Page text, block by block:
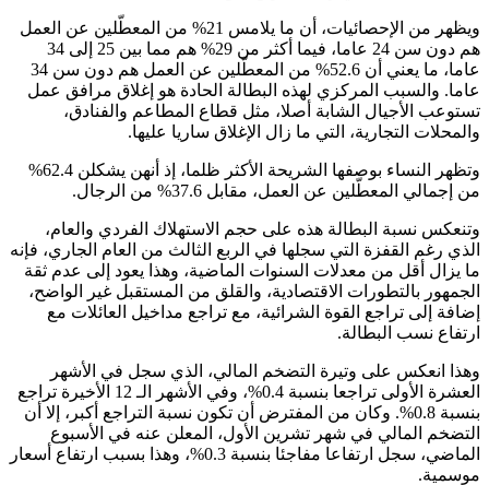
ويظهر من الإحصائيات، أن ما يلامس 21% من المعطّلين عن العمل
هم دون سن 24 عاما، فيما أكثر من 29% هم مما بين 25 إلى 34
عاما، ما يعني أن 52.6% من المعطّلين عن العمل هم دون سن 34
عاما. والسبب المركزي لهذه البطالة الحادة هو إغلاق مرافق عمل
تستوعب الأجيال الشابة أصلا، مثل قطاع المطاعم والفنادق،
والمحلات التجارية، التي ما زال الإغلاق ساريا عليها.
وتظهر النساء بوصفها الشريحة الأكثر ظلما، إذ أنهن يشكلن 62.4%
من إجمالي المعطّلين عن العمل، مقابل 37.6% من الرجال.
وتنعكس نسبة البطالة هذه على حجم الاستهلاك الفردي والعام،
الذي رغم القفزة التي سجلها في الربع الثالث من العام الجاري، فإنه
ما يزال أقل من معدلات السنوات الماضية، وهذا يعود إلى عدم ثقة
الجمهور بالتطورات الاقتصادية، والقلق من المستقبل غير الواضح،
إضافة إلى تراجع القوة الشرائية، مع تراجع مداخيل العائلات مع
ارتفاع نسب البطالة.
وهذا انعكس على وتيرة التضخم المالي، الذي سجل في الأشهر
العشرة الأولى تراجعا بنسبة 0.4%، وفي الأشهر الـ 12 الأخيرة تراجع
بنسبة 0.8%. وكان من المفترض أن تكون نسبة التراجع أكبر، إلا أن
التضخم المالي في شهر تشرين الأول، المعلن عنه في الأسبوع
الماضي، سجل ارتفاعا مفاجئا بنسبة 0.3%، وهذا بسبب ارتفاع أسعار
موسمية.